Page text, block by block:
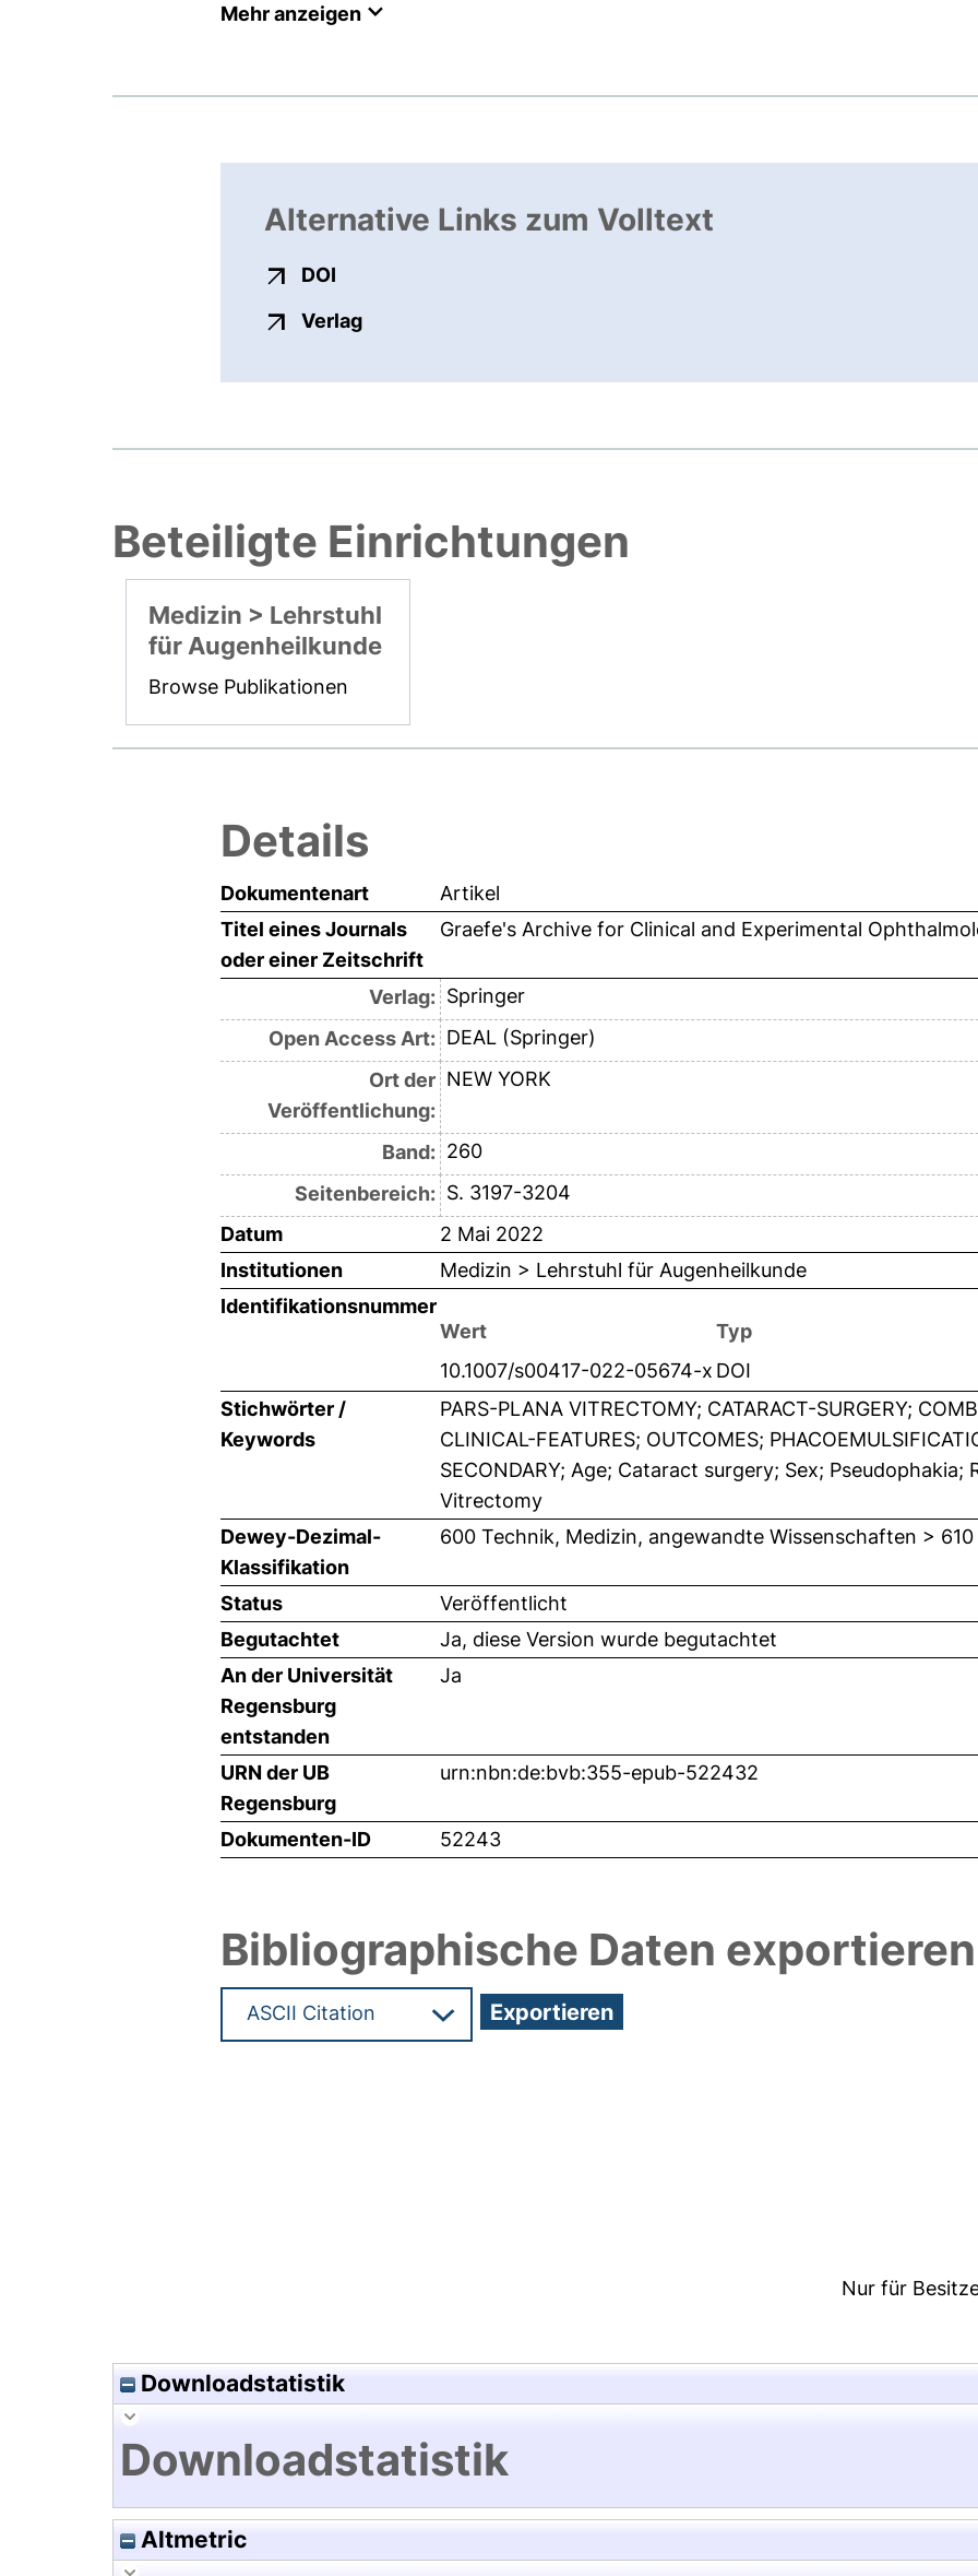
Mehr anzeigen
Alternative Links zum Volltext
DOI
Verlagexterner Link, öffnet neues Fenster
Beteiligte Einrichtungen
Medizin > Lehrstuhl
für Augenheilkunde
Browse Publikationen
Details
Dokumentenart
Artikel
Titel eines Journals
oder einer Zeitschrift
Graefe's Archive for Clinical and Experimental
Verlag: Springer
Open Access Art: DEAL (Springer)
Ort der
Veröffentlichung:
NEW YORK
Band: 260
Seitenbereich: S. 3197-3204
Datum
2 Mai 2022
Institutionen
Medizin > Lehrstuhl für Augenheilkunde
Identifikationsnummer
Wert
Typ
10.1007/s00417-022-05674-x DOI
Stichwörter /
Keywords
PARS-PLANA VITRECTOMY; CATARACT-SURGERY;
CLINICAL-FEATURES; OUTCOMES;
SECONDARY; Age; Cataract surgery; Sex;
Vitrectomy
Dewey-Dezimal-
Klassifikation
600 Technik, Medizin, angewandte Wissenschaften >
Status
Veröffentlicht
Begutachtet
Ja, diese Version wurde begutachtet
An der Universität
Regensburg
entstanden
Ja
URN der UB
Regensburg
urn:nbn:de:bvb:355-epub-522432
Dokumenten-ID 52243
Bibliographische Daten exportieren
Nur für
Downloadstatistik
Downloadstatistik
Altmetric